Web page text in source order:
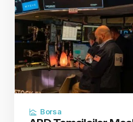
Borsa